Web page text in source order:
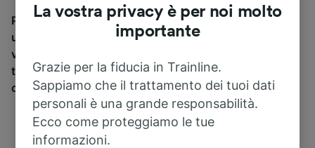
Per trovare i biglietti dei pullman, è sufficiente avviare
una ricerca in alto, e compareremo i tempi e i costi del
viaggio in treno e in pullman. Con Trainline puoi
trovare i biglietti per viaggiare con oltre 170
compagnie ferroviarie e dei pullman.
La vostra privacy è per noi molto
importante
Grazie per la fiducia in Trainline.
Sappiamo che il trattamento dei tuoi dati
personali è una grande responsabilità.
Ecco come proteggiamo le tue
informazioni.